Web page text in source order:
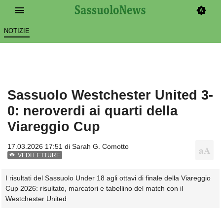
NOTIZIE
Sassuolo Westchester United 3-
0: neroverdi ai quarti della
Viareggio Cup
17.03.2026 17:51 di Sarah G. Comotto
VEDI LETTURE
I risultati del Sassuolo Under 18 agli ottavi di finale della Viareggio
Cup 2026: risultato, marcatori e tabellino del match con il
Westchester United